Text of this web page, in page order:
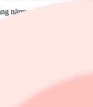
närmare 15 procent.
Oljepriset steg
indexfond är upp med 1
stärkts med närmare
den amerikanska